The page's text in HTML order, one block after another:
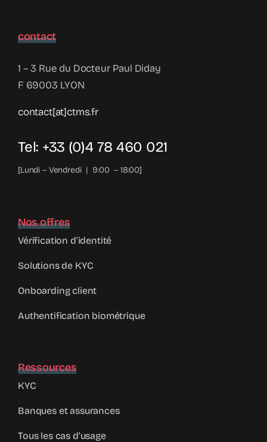
contact
1 – 3 Rue du Docteur Paul Diday
F 69003 LYON
contact[at]ctms.fr
Tel: +33 (0)4 78 460 021
[Lundi – Vendredi | 9:00 – 18:00]
Nos offres
Vérification d’identité
Solutions de KYC
Onboarding client
Authentification biométrique
Ressources
KYC
Banques et assurances
Tous les cas d’usage